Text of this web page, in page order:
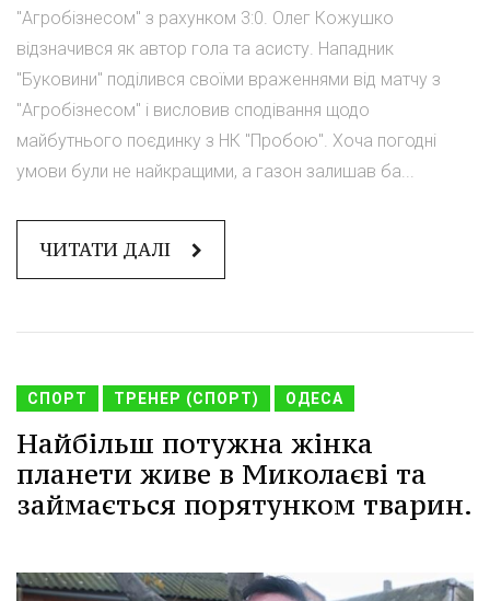
"Агробізнесом" з рахунком 3:0. Олег Кожушко
відзначився як автор гола та асисту. Нападник
"Буковини" поділився своїми враженнями від матчу з
"Агробізнесом" і висловив сподівання щодо
майбутнього поєдинку з НК "Пробою". Хоча погодні
умови були не найкращими, а газон залишав ба...
ЧИТАТИ ДАЛІ
СПОРТ ТРЕНЕР (СПОРТ) ОДЕСА
Найбільш потужна жінка
планети живе в Миколаєві та
займається порятунком тварин.